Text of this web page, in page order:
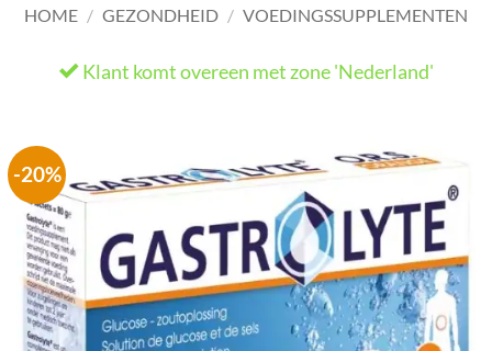
HOME / GEZONDHEID / VOEDINGSSUPPLEMENTEN
Klant komt overeen met zone 'Nederland'
-20%